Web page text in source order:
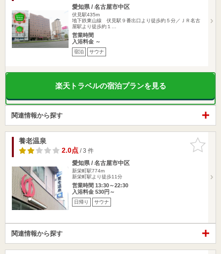
愛知県 / 名古屋市中区
伏見駅435m
地下鉄東山線 伏見駅９番出口より徒歩約５分／ＪＲ名古
屋駅より徒歩約１…
営業時間
入浴料金 ～
宿泊 サウナ
楽天トラベルの宿泊プランを見る
関連情報から探す
お気に入
りに追加
養老温泉
2.0点/ 3 件
愛知県 / 名古屋市中区
新栄町駅774m
新栄町駅より徒歩11分
営業時間 13:30～22:30
入浴料金 530円～
日帰り サウナ
関連情報から探す